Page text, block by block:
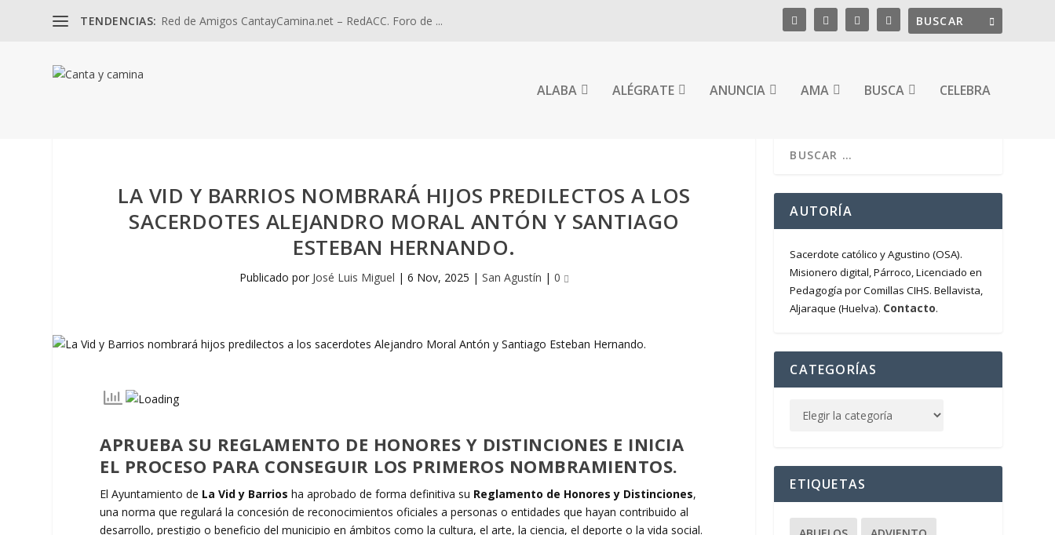
TENDENCIAS: Red de Amigos CantayCamina.net – RedACC. Foro de ...
ALABA ALÉGRATE ANUNCIA AMA BUSCA CELEBRA
LA VID Y BARRIOS NOMBRARÁ HIJOS PREDILECTOS A LOS
SACERDOTES ALEJANDRO MORAL ANTÓN Y SANTIAGO
ESTEBAN HERNANDO.
Publicado por José Luis Miguel | 6 Nov, 2025 | San Agustín | 0
APRUEBA SU REGLAMENTO DE HONORES Y DISTINCIONES E INICIA
EL PROCESO PARA CONSEGUIR LOS PRIMEROS NOMBRAMIENTOS.
El Ayuntamiento de La Vid y Barriosha aprobado de forma definitiva su Reglamento de Honores y Distinciones,
una norma que regulará la concesión de reconocimientos oficiales a personas o entidades que hayan contribuido al
desarrollo, prestigio o beneficio del municipio en ámbitos como la cultura, el arte, la ciencia, el deporte o la vida social.
AUTORÍA
Sacerdote católico y Agustino (OSA).
Misionero digital, Párroco, Licenciado en
Pedagogía por Comillas CIHS. Bellavista,
Aljaraque (Huelva). Contacto.
CATEGORÍAS
ETIQUETAS